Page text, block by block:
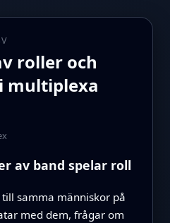
roller och
multiplexa
av band spelar roll
samma människor på
med dem, frågar om